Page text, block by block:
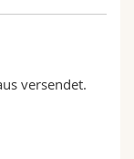
versendet.